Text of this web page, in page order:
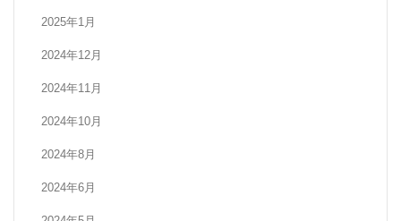
2025年1月
2024年12月
2024年11月
2024年10月
2024年8月
2024年6月